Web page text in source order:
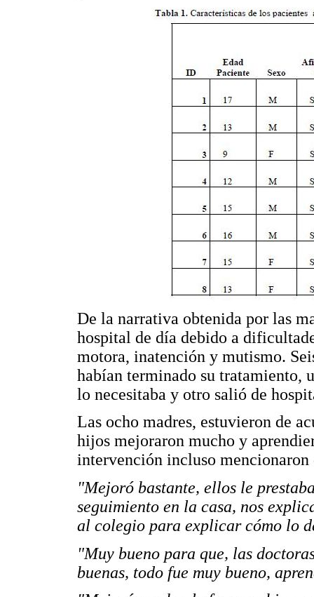
De la narrativa obtenida por las
hospital de día debido a
motora, inatención y mutismo.
habían terminado su tratamiento,
lo necesitaba y otro salió de
Las ocho madres, estuvieron de
hijos mejoraron mucho y
intervención incluso mencionaron
"Mejoró bastante, ellos le
seguimiento en la casa, nos
al colegio para explicar cómo lo
"Muy bueno para que, las
buenas, todo fue muy bueno,